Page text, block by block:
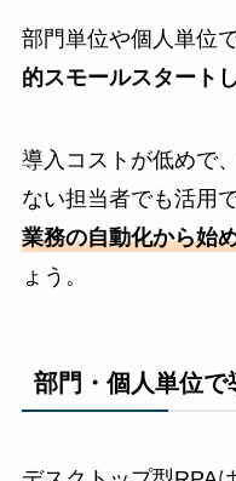
部門単位や個人単位
的スモールスタート
導入コストが低めで
ない担当者でも活用
業務の自動化から始
ょう。
部門・個人単位で